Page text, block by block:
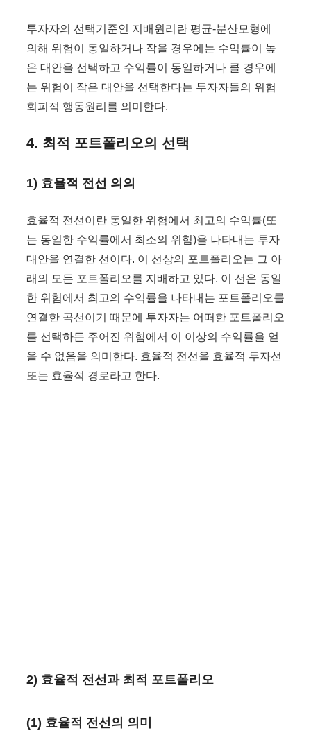
투자자의 선택기준인 지배원리란 평균-분산모형에
의해 위험이 동일하거나 작을 경우에는 수익률이 높
은 대안을 선택하고 수익률이 동일하거나 클 경우에
는 위험이 작은 대안을 선택한다는 투자자들의 위험
회피적 행동원리를 의미한다.
4. 최적 포트폴리오의 선택
1) 효율적 전선 의의
효율적 전선이란 동일한 위험에서 최고의 수익률(또
는 동일한 수익률에서 최소의 위험)을 나타내는 투자
대안을 연결한 선이다. 이 선상의 포트폴리오는 그 아
래의 모든 포트폴리오를 지배하고 있다. 이 선은 동일
한 위험에서 최고의 수익률을 나타내는 포트폴리오를
연결한 곡선이기 때문에 투자자는 어떠한 포트폴리오
를 선택하든 주어진 위험에서 이 이상의 수익률을 얻
을 수 없음을 의미한다. 효율적 전선을 효율적 투자선
또는 효율적 경로라고 한다.
2) 효율적 전선과 최적 포트폴리오
(1) 효율적 전선의 의미